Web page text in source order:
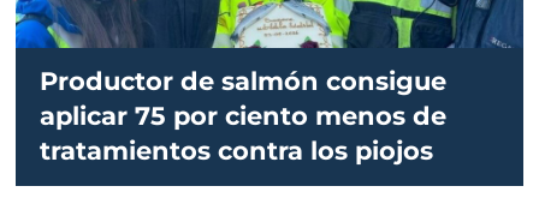
Productor de salmón consigue
aplicar 75 por ciento menos de
tratamientos contra los piojos